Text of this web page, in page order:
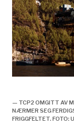
— TCP2 OMGITT AV
NÆRMER SEG
FRIGGFELTET. FOTO: